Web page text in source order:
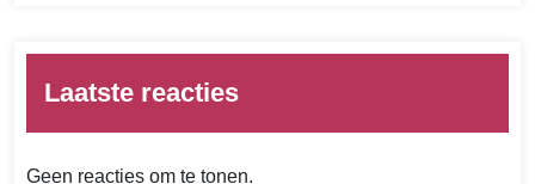
Laatste reacties
Geen reacties om te tonen.